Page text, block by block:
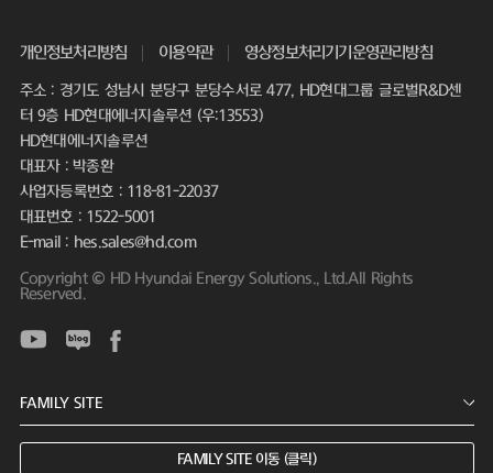
개인정보처리방침 이용약관 영상정보처리기기운영관리방침
주소 : 경기도 성남시 분당구 분당수서로 477, HD현대그룹 글로벌R&D센
터 9층 HD현대에너지솔루션 (우:13553)
HD현대에너지솔루션
대표자 : 박종환
사업자등록번호 : 118-81-22037
대표번호 : 1522-5001
E-mail : hes.sales@hd.com
Copyright © HD Hyundai Energy Solutions., Ltd.All Rights
Reserved.
FAMILY SITE 이동 (클릭)